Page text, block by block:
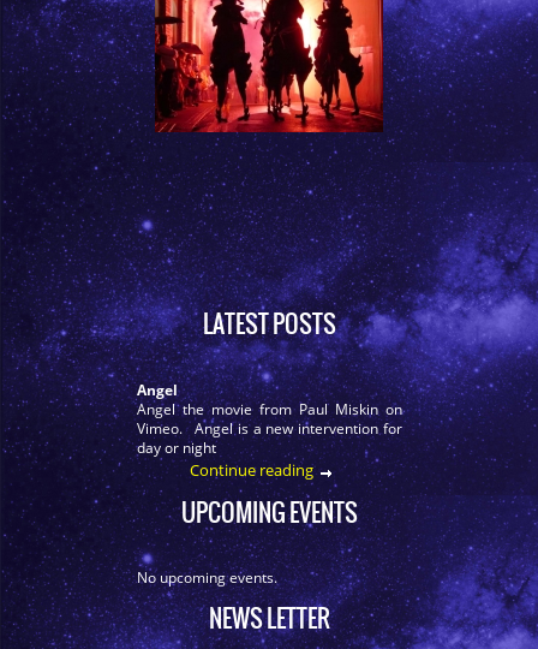
LATEST POSTS
Angel
Angel the movie from Paul Miskin on
Vimeo. Angel is a new intervention for
day or night
Continue reading
UPCOMING EVENTS
No upcoming events.
NEWS LETTER